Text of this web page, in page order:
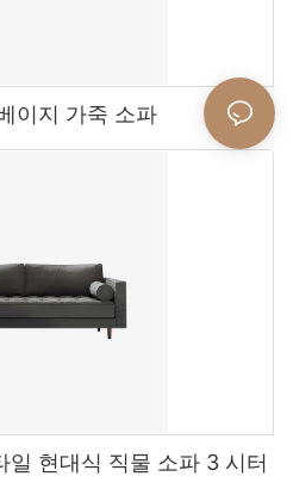
이지 가죽 소파
일 현대식 직물 소파 3 시터